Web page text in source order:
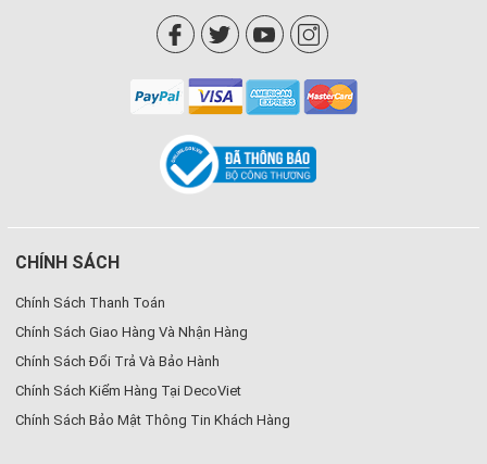
CHÍNH SÁCH
Chính Sách Thanh Toán
Chính Sách Giao Hàng Và Nhận Hàng
Chính Sách Đổi Trả Và Bảo Hành
Chính Sách Kiểm Hàng Tại DecoViet
Chính Sách Bảo Mật Thông Tin Khách Hàng